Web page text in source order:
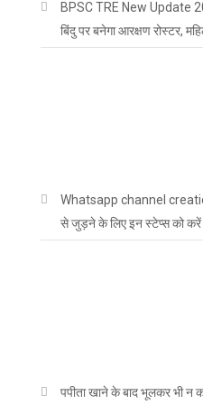
BPSC TRE New Update
बिंदु पर बनेगा आरक्षण रोस्टर,
Whatsapp channel
से जुड़ने के लिए इन स्टेप्स को करें
पपीता खाने के बाद भूलकर भी न